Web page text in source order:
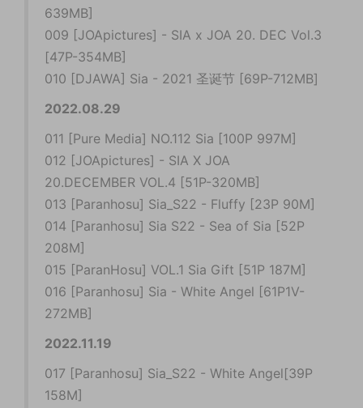
639MB]
009 [JOApictures] - SIA x JOA 20. DEC Vol.3
[47P-354MB]
010 [DJAWA] Sia - 2021 圣诞节 [69P-712MB]
2022.08.29
011 [Pure Media] NO.112 Sia [100P 997M]
012 [JOApictures] - SIA X JOA
20.DECEMBER VOL.4 [51P-320MB]
013 [Paranhosu] Sia_S22 - Fluffy [23P 90M]
014 [Paranhosu] Sia S22 - Sea of Sia [52P
208M]
015 [ParanHosu] VOL.1 Sia Gift [51P 187M]
016 [Paranhosu] Sia - White Angel [61P1V-
272MB]
2022.11.19
017 [Paranhosu] Sia_S22 - White Angel[39P
158M]